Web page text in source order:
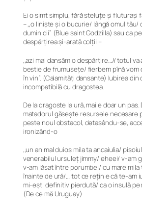
Ei o simt simplu, fără steluțe și fluturași
– ,,o linişte şi o bucurie/ lângă omul tău/
duminicii” (Blue saint Godzilla) sau ca
despărțirea și-arată colții –
,,azi mai dansăm o despărțire…// totul
bestie de frumuseţe/ fierbem pînă vom
în vin”. (Calamităţi dansante) Iubirea
incompatibilă cu dragostea.
De la dragoste la ură, mai e doar un
matadorul găsește resursele necesare
peste noul obstacol, detașându-se,
ironizând-o
,,un animal duios mila ta ancaiulia/
venerabilul ursuleț jimmy/ eheei/ v-am
v-am lăsat între porumbei/ cu mare
înainte de ură/… tot ce rețin e că te-am
mi-ești definitiv pierdută/ ca o insulă pe
(De ce mă Uruguay)